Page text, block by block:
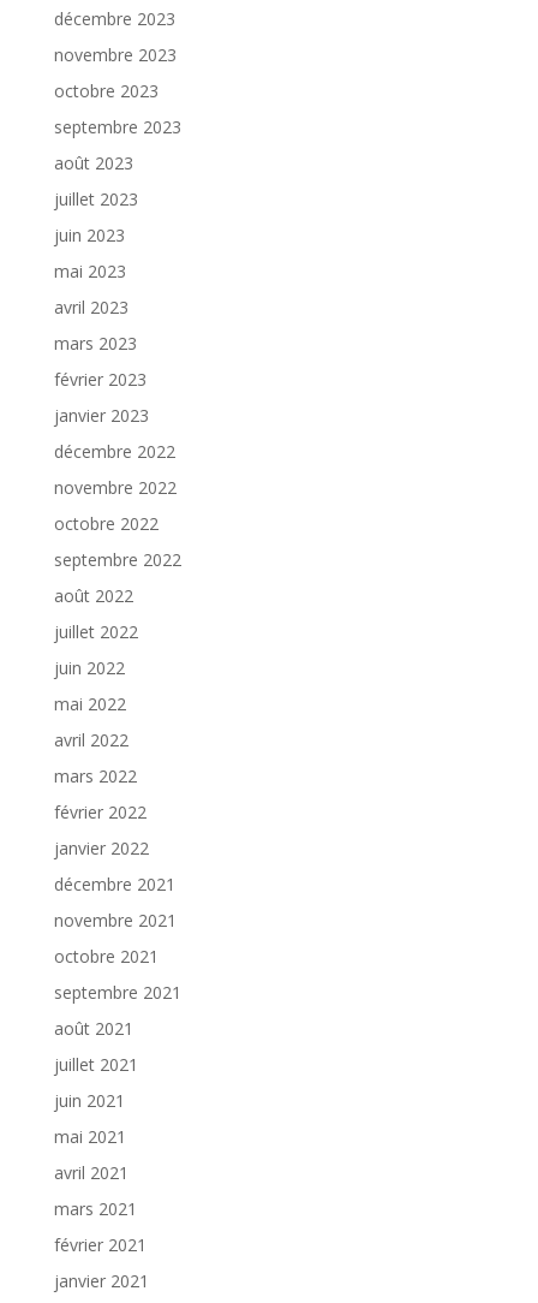
décembre 2023
novembre 2023
octobre 2023
septembre 2023
août 2023
juillet 2023
juin 2023
mai 2023
avril 2023
mars 2023
février 2023
janvier 2023
décembre 2022
novembre 2022
octobre 2022
septembre 2022
août 2022
juillet 2022
juin 2022
mai 2022
avril 2022
mars 2022
février 2022
janvier 2022
décembre 2021
novembre 2021
octobre 2021
septembre 2021
août 2021
juillet 2021
juin 2021
mai 2021
avril 2021
mars 2021
février 2021
janvier 2021